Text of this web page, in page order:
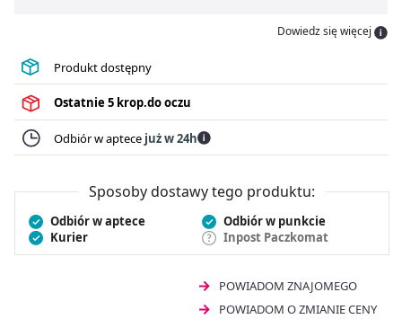
łzach. Krople do oczu Artelac Rebalance skutecznie
nadmierne łzawienie, podrażnienie oczu, a także
uczucie piasku pod powiekami. Po otwarciu krople na
zespół suchego oka Artelac Rebalance mogą być
stosowane przez okres 2 miesięcy.
Dowiedz się więcej
Produkt dostępny
Ostatnie5 krop.do oczu
Odbiór w aptece już w 24h
Sposoby dostawy tego produktu:
Odbiór w aptece
Odbiór w punkcie
Kurier
Inpost Paczkomat
POWIADOM ZNAJOMEGO
POWIADOM O ZMIANIE CENY